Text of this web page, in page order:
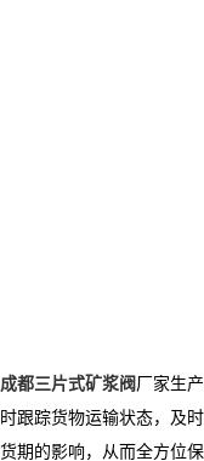
成都三片式矿浆阀厂家生
时跟踪货物运输状态，及
货期的影响，从而全方位